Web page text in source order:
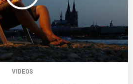
VIDEOS